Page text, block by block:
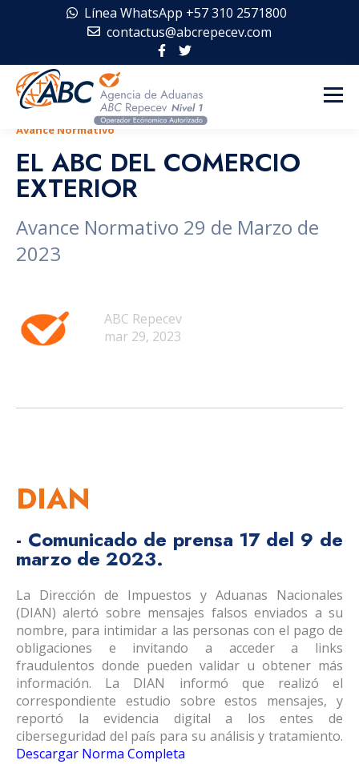
Línea WhatsApp +57 310 2571800
contactus@abcrepecev.com
Avance Normativo
EL ABC DEL COMERCIO
EXTERIOR
Avance Normativo 29 de Marzo de
2023
ABC Repecev
mar 29, 2023
DIAN
- Comunicado de prensa 17 del 9 de
marzo de 2023.
La Dirección de Impuestos y Aduanas Nacionales
(DIAN) alertó sobre mensajes falsos enviados a su
nombre, para intimidar a las personas con el pago de
obligaciones e invitando a acceder a links
fraudulentos donde pueden validar u obtener más
información. La DIAN informó que realizó el
correspondiente estudio sobre estos mensajes, y
reportó la evidencia digital a los entes de
ciberseguridad del país para su análisis y tratamiento.
Descargar Norma Completa